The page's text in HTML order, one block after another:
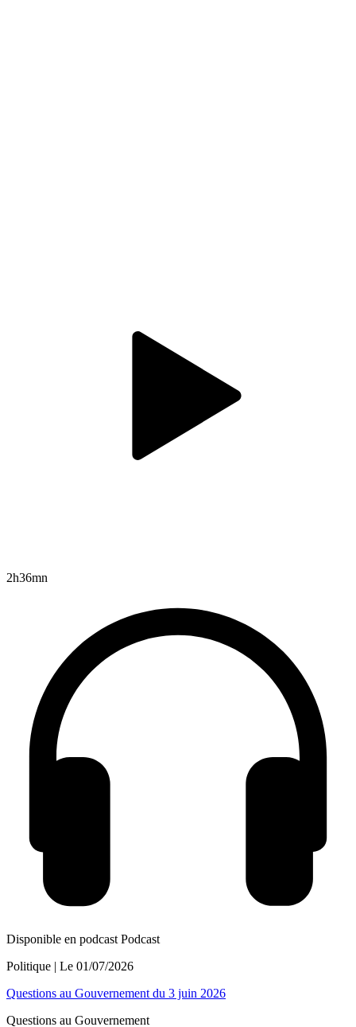
2h36mn
Disponible en podcast Podcast
Politique | Le 01/07/2026
Questions au Gouvernement du 3 juin 2026
Questions au Gouvernement